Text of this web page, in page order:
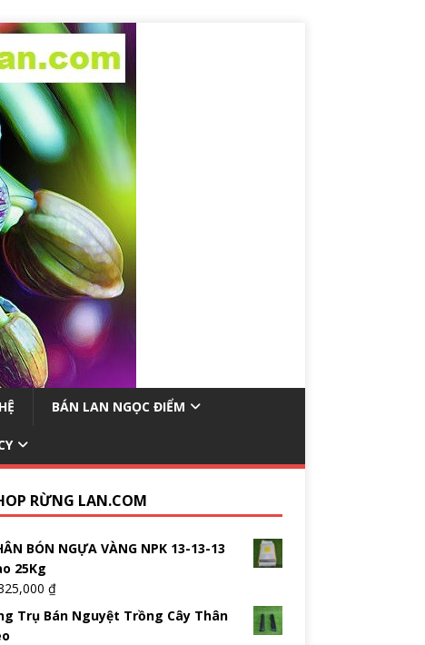
BÁN LAN NGỌC ĐIỂM
RỪNG LAN.COM
BÓN NGỰA VÀNG NPK 13-13-13
25Kg
₫
Trụ Bán Nguyệt Trồng Cây Thân